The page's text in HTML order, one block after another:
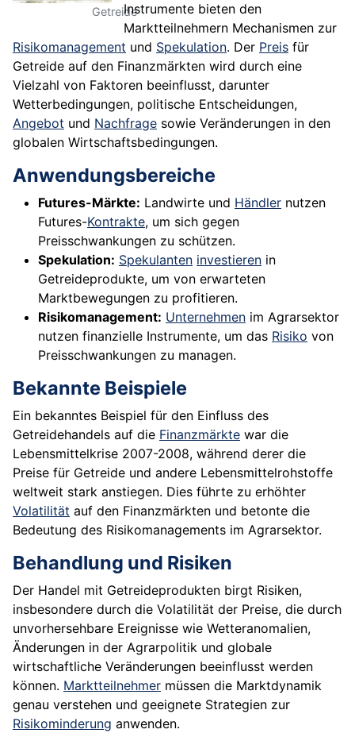
GetreideInstrumente bieten den
Marktteilnehmern Mechanismen zur
Risikomanagement und Spekulation. Der Preis für
Getreide auf den Finanzmärkten wird durch eine
Vielzahl von Faktoren beeinflusst, darunter
Wetterbedingungen, politische Entscheidungen,
Angebot und Nachfrage sowie Veränderungen in den
globalen Wirtschaftsbedingungen.
Anwendungsbereiche
Futures-Märkte: Landwirte und Händler nutzen
Futures-Kontrakte, um sich gegen
Preisschwankungen zu schützen.
Spekulation: Spekulanten investieren in
Getreideprodukte, um von erwarteten
Marktbewegungen zu profitieren.
Risikomanagement: Unternehmen im Agrarsektor
nutzen finanzielle Instrumente, um das Risiko von
Preisschwankungen zu managen.
Bekannte Beispiele
Ein bekanntes Beispiel für den Einfluss des
Getreidehandels auf die Finanzmärkte war die
Lebensmittelkrise 2007-2008, während derer die
Preise für Getreide und andere Lebensmittelrohstoffe
weltweit stark anstiegen. Dies führte zu erhöhter
Volatilität auf den Finanzmärkten und betonte die
Bedeutung des Risikomanagements im Agrarsektor.
Behandlung und Risiken
Der Handel mit Getreideprodukten birgt Risiken,
insbesondere durch die Volatilität der Preise, die durch
unvorhersehbare Ereignisse wie Wetteranomalien,
Änderungen in der Agrarpolitik und globale
wirtschaftliche Veränderungen beeinflusst werden
können. Marktteilnehmer müssen die Marktdynamik
genau verstehen und geeignete Strategien zur
Risikominderung anwenden.